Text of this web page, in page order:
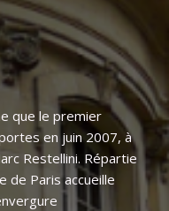
que le premier
en juin 2007, à
Restellini. Répartie
de Paris accueille